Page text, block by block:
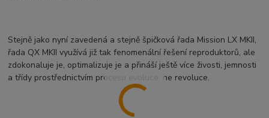
Stejně jako nyní zavedená a stejně špičková řada Mission LX MKII,
řada QX MKII využívá již tak fenomenální řešení reproduktorů, ale
zdokonaluje je, optimalizuje je a přináší ještě více živosti, jemnosti
a třídy prostřednictvím procesu evoluce, ne revoluce.